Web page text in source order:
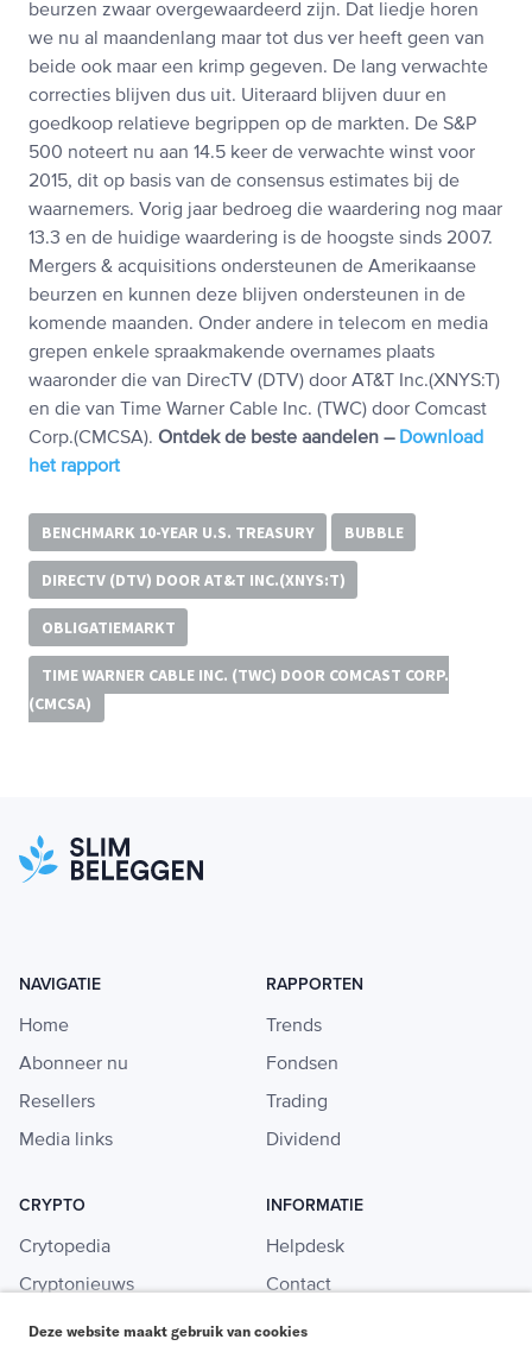
beurzen zwaar overgewaardeerd zijn. Dat liedje horen
we nu al maandenlang maar tot dus ver heeft geen van
beide ook maar een krimp gegeven. De lang verwachte
correcties blijven dus uit. Uiteraard blijven duur en
goedkoop relatieve begrippen op de markten. De S&P
500 noteert nu aan 14.5 keer de verwachte winst voor
2015, dit op basis van de consensus estimates bij de
waarnemers. Vorig jaar bedroeg die waardering nog maar
13.3 en de huidige waardering is de hoogste sinds 2007.
Mergers & acquisitions ondersteunen de Amerikaanse
beurzen en kunnen deze blijven ondersteunen in de
komende maanden. Onder andere in telecom en media
grepen enkele spraakmakende overnames plaats
waaronder die van DirecTV (DTV) door AT&T Inc.(XNYS:T)
en die van Time Warner Cable Inc. (TWC) door Comcast
Corp.(CMCSA). Ontdek de beste aandelen – Download
het rapport
BENCHMARK 10-YEAR U.S. TREASURY BUBBLE
DIRECTV (DTV) DOOR AT&T INC.(XNYS:T)
OBLIGATIEMARKT
TIME WARNER CABLE INC. (TWC) DOOR COMCAST CORP.
(CMCSA)
NAVIGATIE
Home
Abonneer nu
Resellers
Media links
RAPPORTEN
Trends
Fondsen
Trading
Dividend
CRYPTO
Crytopedia
Cryptonieuws
Crypto koopgids
INFORMATIE
Helpdesk
Contact
Adverteren
Deze website maakt gebruik van cookies